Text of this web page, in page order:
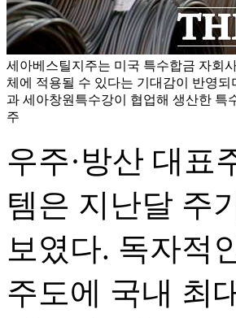
세아베스틸지주는 미국 특수합금 자회
체에 적용될 수 있다는 기대감이 반영
과 세아창원특수강이 협업해 생산한 특
주
우주·방산 대표
템은 지난달 주
보였다. 독자적
주도에 국내 최